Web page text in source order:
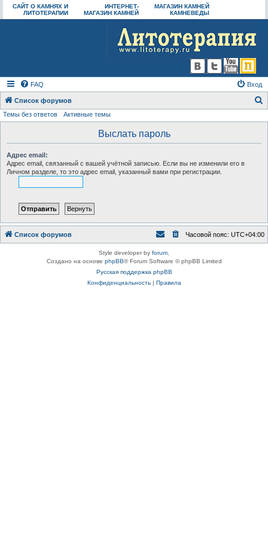
САЙТ О КАМНЯХ И
ЛИТОТЕРАПИИ
ИНТЕРНЕТ-
МАГАЗИН КАМНЕЙ
МАГАЗИН КАМНЕЙ
КАМНЕВЕДЫ
FAQ Вход
Список форумов
Темы без ответов Активные темы
Выслать пароль
Адрес email:
Адрес email, связанный с вашей учётной записью. Если вы не изменили его в
Личном разделе, то это адрес email, указанный вами при регистрации.
Список форумов Часовой пояс: UTC+04:00
Style developer by forum
Создано на основе phpBB® Forum Software © phpBB Limited
Русская поддержка phpBB
Конфиденциальность| Правила